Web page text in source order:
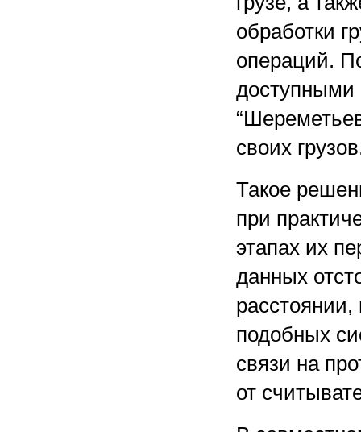
обработки
операций.
доступными
своих
Такое
при
этапах их
данных
расстоянии,
подобных
связи на
от